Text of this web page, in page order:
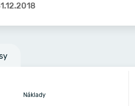
Náklady